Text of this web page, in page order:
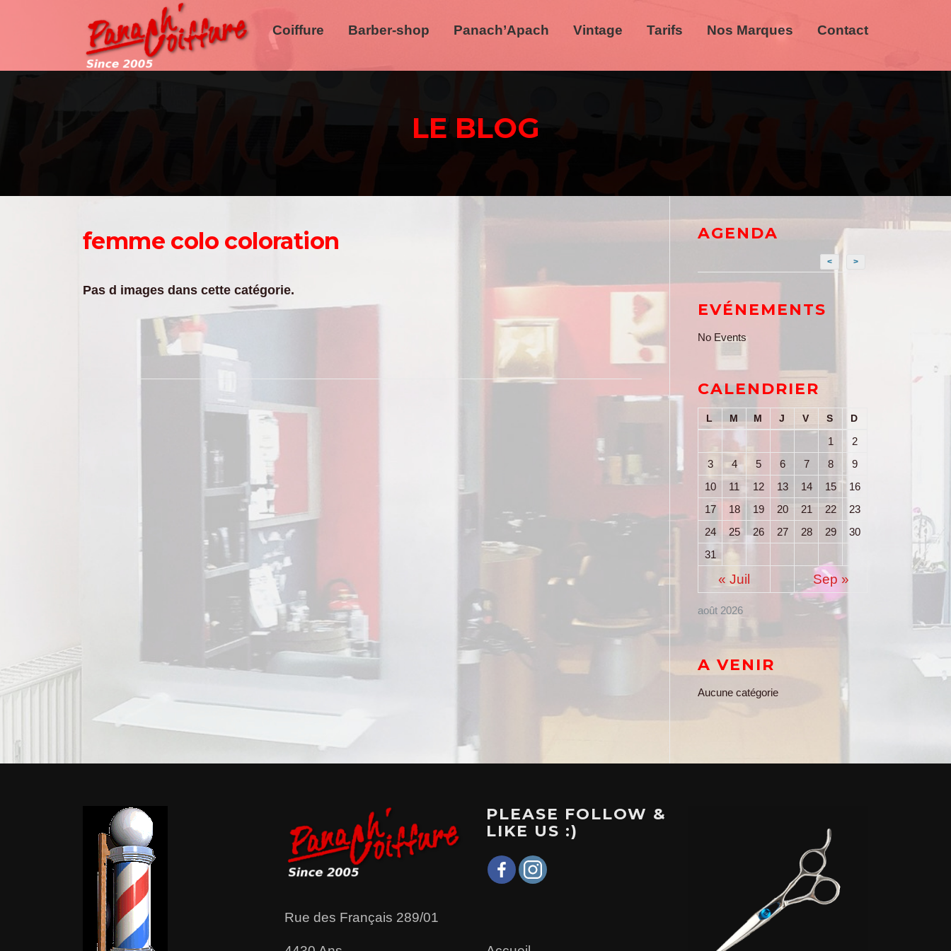
Coiffure Barber-shop Panach’Apach Vintage Tarifs Nos Marques Contact
LE BLOG
femme colo coloration
Pas d images dans cette catégorie.
AGENDA
< >
EVÉNEMENTS
No Events
CALENDRIER
août 2026
L M M J V S D
1
2
3
4 5 6 7 8
9
10
11 12 13 14 15
16
17
18 19 20 21 22
23
24
25 26 27 28 29
30
31
« Juil Sep »
A VENIR
Aucune catégorie
Rue des Français 289/01
PLEASE FOLLOW &
LIKE US :)